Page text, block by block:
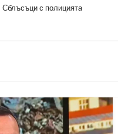
с полицията